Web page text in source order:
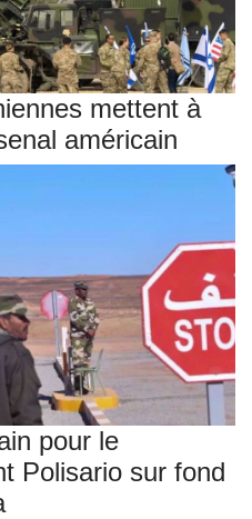
mettent à
américain
pour le
Polisario sur fond